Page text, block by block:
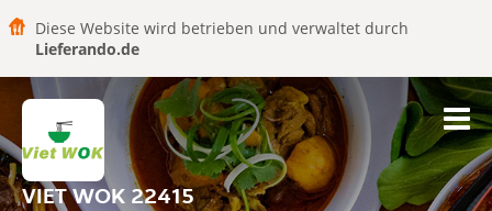
Diese Website wird betrieben und verwaltet durch
Lieferando.de
VIET WOK 22415